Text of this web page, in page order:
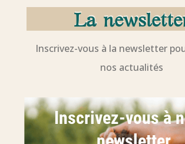
La
Inscrivez-vous à la newsletter
nos actualités